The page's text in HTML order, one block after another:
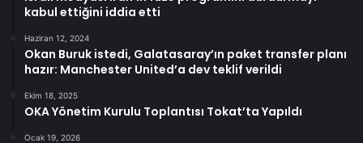
kabul ettiğini iddia etti
Haziran 12, 2024
Okan Buruk istedi, Galatasaray’ın paket transfer planı
hazır: Manchester United’a dev teklif verildi
Ekim 18, 2025
OKA Yönetim Kurulu Toplantısı Tokat’ta Yapıldı
Ocak 19, 2026